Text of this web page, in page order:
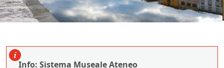
Info: Sistema Museale Ateneo